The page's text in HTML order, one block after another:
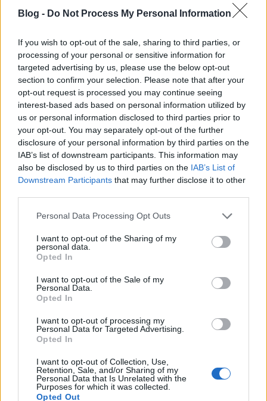
Blog - Do Not Process My Personal Information
If you wish to opt-out of the sale, sharing to third parties, or
processing of your personal or sensitive information for
targeted advertising by us, please use the below opt-out
section to confirm your selection. Please note that after your
opt-out request is processed you may continue seeing
interest-based ads based on personal information utilized by
us or personal information disclosed to third parties prior to
your opt-out. You may separately opt-out of the further
disclosure of your personal information by third parties on the
IAB’s list of downstream participants. This information may
also be disclosed by us to third parties on the IAB’s List of
Downstream Participants that may further disclose it to other
Please note that this website/app uses one or more Google
not limited to your visit or usage behaviour. You may click to
grant or deny consent to Google and its third-party tags to
use your data for below specified purposes in below Google
consent section.
Personal Data Processing Opt Outs
I want to opt-out of the Sharing of my
personal data.
Opted In
I want to opt-out of the Sale of my
Personal Data.
Opted In
I want to opt-out of processing my
Personal Data for Targeted Advertising.
Opted In
I want to opt-out of Collection, Use,
Retention, Sale, and/or Sharing of my
Personal Data that Is Unrelated with the
Purposes for which it was collected.
Opted Out
fogja sok meglepetés érni, ellenben nagy csalódás
sem. A bohó rendező felvonultatja a rá jellemző
összes stiláris kelléket: precízen komponált,
részletgazdag diorámákat, derékszögű vonalzóval
húzott kameramozgásokat, csattanóra kihegyezett
vágásokat, monoton elhadart mondatokat. Lehet
persze kárhoztatni önismétlés miatt, de
fantáziavilágaiban van annyi mozgástér, hogy még a
magamfajta, a rendező munkássága iránt nagyrészt
közömbös nézőben is motoszkáljon a kisördög,
vajon nem fog-e épp a soron következő filmjével
elvarázsolni. Mondjuk, ezzel a kilencedikkel.
kesernyésség felé mozdul el a skálán. A kutyák
nyilván viccesek (a pletykafészek Duke viszi a prímet,
Jeff Goldblumhangján), ám a szőrük loncsos,
modoruk érdes, egyikük sem olyan snájdig, mint
Róka úr. A kisfiú és a kóbor kutya közeledése
szívmelengető, ám a totalitárius környezet az
aktuálpolitikai áthallásaival sokszor elevenbe vág.
monokróm, fáradtszürke és rozsdabarna tónusok
dominálnak, a hátteret gyászos iparvidék, bálákba
Szép ez is, csak mélységében hatja át a bánat, az
elmúlás.